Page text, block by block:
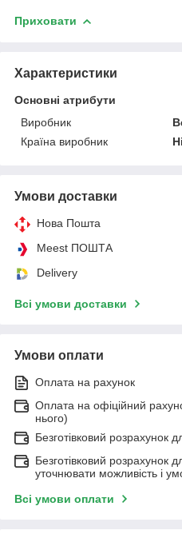
Приховати
Характеристики
Основні атрибути
Виробник
Країна виробник
Умови доставки
Нова Пошта
Meest ПОШТА
Delivery
Всі умови доставки
Умови оплати
Оплата на рахунок
Оплата на офіційний
нього)
Безготівковий розрахунок
Безготівковий розрахунок
уточнювати можливість і
Всі умови оплати